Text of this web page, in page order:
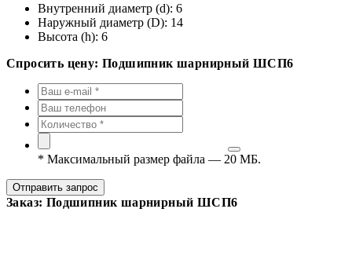
Внутренний диаметр (d): 6
Наружный диаметр (D): 14
Высота (h): 6
Спросить цену: Подшипник шарнирный ШСП6
* Максимальный размер файла — 20 МБ.
Отправить запрос
Заказ: Подшипник шарнирный ШСП6